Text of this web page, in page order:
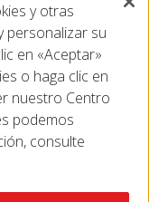
y otras
personalizar su
en «Aceptar»
o haga clic en
nuestro Centro
podemos
consulte